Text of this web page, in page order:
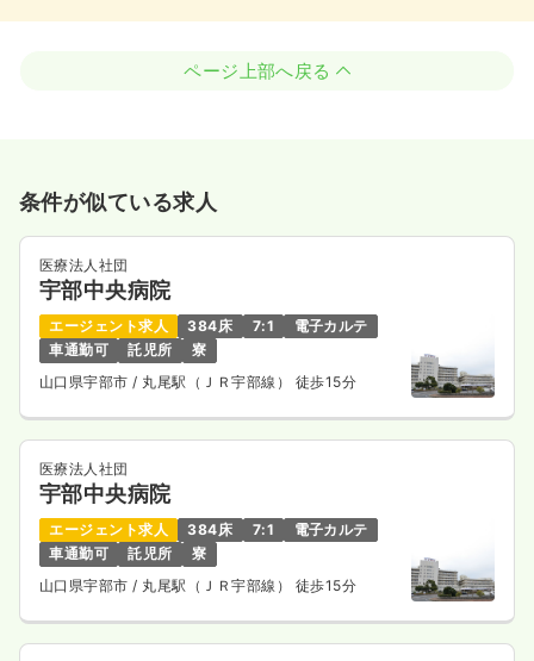
ページ上部へ戻る
条件が似ている求人
医療法人社団
宇部中央病院
エージェント求人 384床 7:1
電子カルテ
車通勤可
託児所
寮
山口県宇部市 / 丸尾駅（ＪＲ宇部線） 徒歩15分
医療法人社団
宇部中央病院
エージェント求人 384床 7:1
電子カルテ
車通勤可
託児所
寮
山口県宇部市 / 丸尾駅（ＪＲ宇部線） 徒歩15分